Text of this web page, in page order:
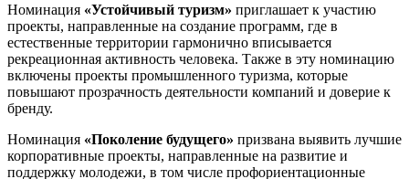
Номинация «Устойчивый туризм» приглашает к участию
проекты, направленные на создание программ, где в
естественные территории гармонично вписывается
рекреационная активность человека. Также в эту номинацию
включены проекты промышленного туризма, которые
повышают прозрачность деятельности компаний и доверие к
бренду.
Номинация «Поколение будущего» призвана выявить лучшие
корпоративные проекты, направленные на развитие и
поддержку молодежи, в том числе профориентационные